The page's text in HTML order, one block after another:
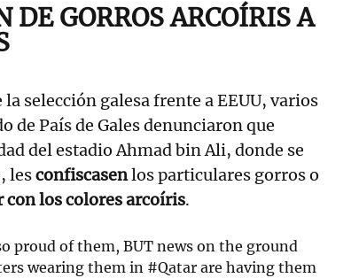
DE GORROS ARCOÍRIS A
selección galesa frente a EEUU, varios
de País de Gales denunciaron que
del estadio Ahmad bin Ali, donde se
lesconfiscasenlos particulares gorros o
con los colores arcoíris.
proud of them, BUT news on the ground
wearing them in #Qatarare having them